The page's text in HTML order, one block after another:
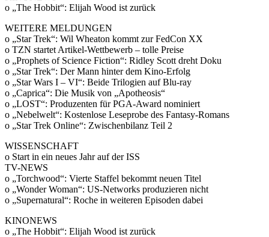
o „The Hobbit“: Elijah Wood ist zurück
WEITERE MELDUNGEN
o „Star Trek“: Wil Wheaton kommt zur FedCon XX
o TZN startet Artikel-Wettbewerb – tolle Preise
o „Prophets of Science Fiction“: Ridley Scott dreht Doku
o „Star Trek“: Der Mann hinter dem Kino-Erfolg
o „Star Wars I – VI“: Beide Trilogien auf Blu-ray
o „Caprica“: Die Musik von „Apotheosis“
o „LOST“: Produzenten für PGA-Award nominiert
o „Nebelwelt“: Kostenlose Leseprobe des Fantasy-Romans
o „Star Trek Online“: Zwischenbilanz Teil 2
WISSENSCHAFT
o Start in ein neues Jahr auf der ISS
TV-NEWS
o „Torchwood“: Vierte Staffel bekommt neuen Titel
o „Wonder Woman“: US-Networks produzieren nicht
o „Supernatural“: Roche in weiteren Episoden dabei
KINONEWS
o „The Hobbit“: Elijah Wood ist zurück